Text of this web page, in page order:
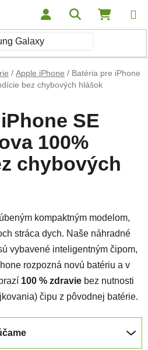
Hľadať
/ Apple iPhone / Batéria pre iPhone
bez chybových hlášok
SE
100%
chybových
kompaktným modelom,
stráca dych. Naše náhradné
vybavené inteligentným čipom,
rozpozná novú batériu a v
100 % zdravie bez nutnosti
čipu z pôvodnej batérie.